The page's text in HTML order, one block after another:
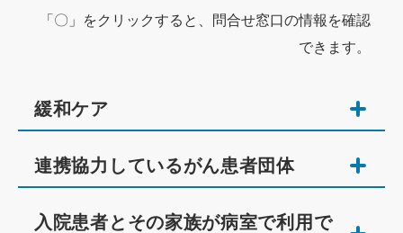
「〇」をクリックすると、問合せ窓口の情報を確認
できます。
緩和ケア
連携協力しているがん患者団体
入院患者とその家族が病室で利用で